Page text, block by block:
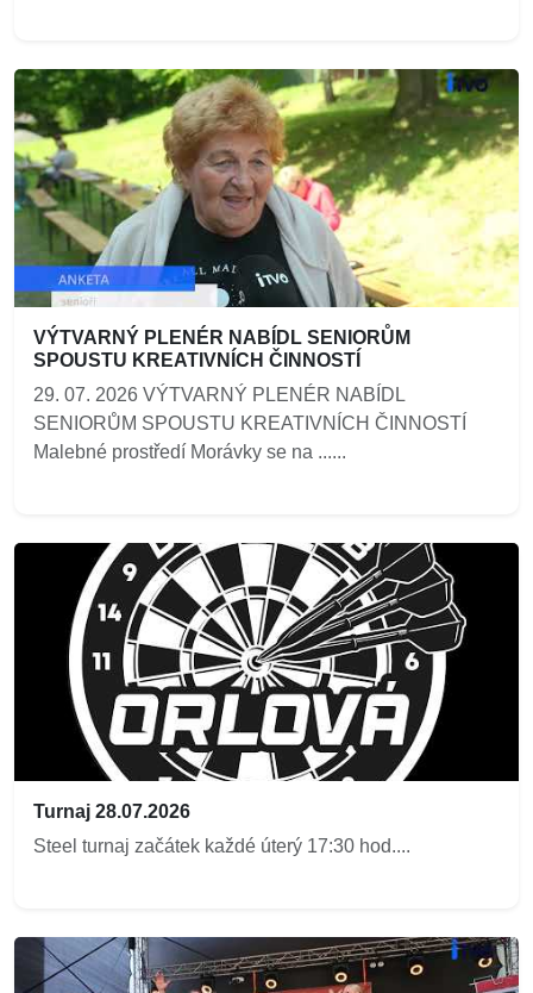
VÝTVARNÝ PLENÉR NABÍDL SENIORŮM
SPOUSTU KREATIVNÍCH ČINNOSTÍ
29. 07. 2026 VÝTVARNÝ PLENÉR NABÍDL
SENIORŮM SPOUSTU KREATIVNÍCH ČINNOSTÍ
Malebné prostředí Morávky se na ......
Turnaj 28.07.2026
Steel turnaj začátek každé úterý 17:30 hod....